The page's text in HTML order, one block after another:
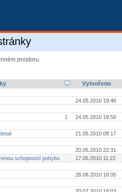
prostoru.
Vytvořeno
24.05.2010 19:46
1 24.05.2010 19:50
21.05.2010 08:17
20.05.2010 22:31
schopností pohybu
17.06.2010 11:22
28.08.2010 18:05